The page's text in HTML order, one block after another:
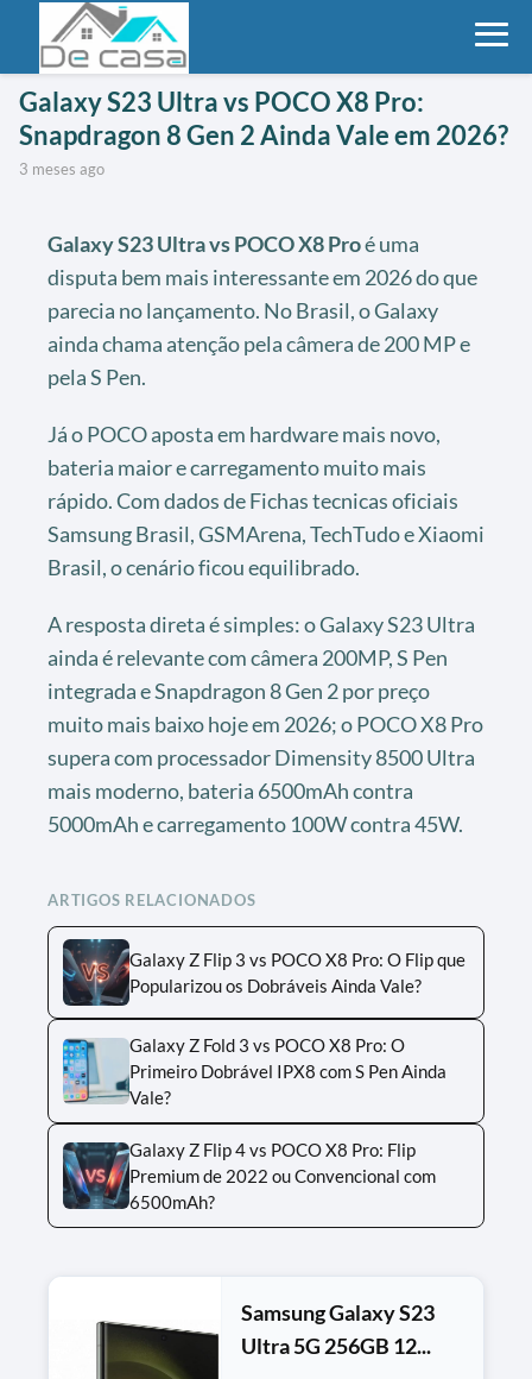
Galaxy S23 Ultra vs POCO X8 Pro:
Snapdragon 8 Gen 2 Ainda Vale em 2026?
3 meses ago
Galaxy S23 Ultra vs POCO X8 Proé uma
disputa bem mais interessante em 2026 do que
parecia no lançamento. No Brasil, o Galaxy
ainda chama atenção pela câmera de 200 MP e
pela S Pen.
Já o POCO aposta em hardware mais novo,
bateria maior e carregamento muito mais
rápido. Com dados de Fichas tecnicas oficiais
Samsung Brasil, GSMArena, TechTudo e Xiaomi
Brasil, o cenário ficou equilibrado.
A resposta direta é simples: o Galaxy S23 Ultra
ainda é relevante com câmera 200MP, S Pen
integrada e Snapdragon 8 Gen 2 por preço
muito mais baixo hoje em 2026; o POCO X8 Pro
supera com processador Dimensity 8500 Ultra
mais moderno, bateria 6500mAh contra
5000mAh e carregamento 100W contra 45W.
ARTIGOS RELACIONADOS
Galaxy Z Flip 3 vs POCO X8 Pro: O Flip que
Popularizou os Dobráveis Ainda Vale?
Galaxy Z Fold 3 vs POCO X8 Pro: O
Primeiro Dobrável IPX8 com S Pen Ainda
Vale?
Galaxy Z Flip 4 vs POCO X8 Pro: Flip
Premium de 2022 ou Convencional com
6500mAh?
Samsung Galaxy S23
Ultra 5G 256GB 12...